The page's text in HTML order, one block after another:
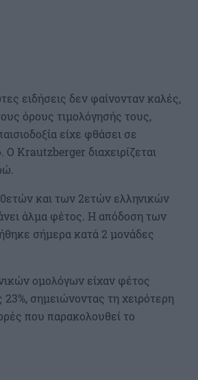
ειδήσεις δεν φαίνονταν καλές,
όρους τιμολόγησής τους,
είχε φθάσει σε
Ο Krautzberger διαχειρίζεται
και των 2ετών ελληνικών
άλμα φέτος. Η απόδοση των
σήμερα κατά 2 μονάδες
ομολόγων είχαν φέτος
σημειώνοντας τη χειρότερη
που παρακολουθεί το